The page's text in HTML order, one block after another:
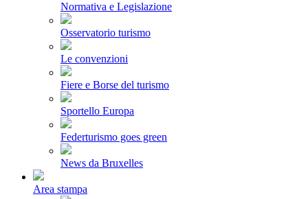
Normativa e Legislazione
Osservatorio turismo
Le convenzioni
Fiere e Borse del turismo
Sportello Europa
Federturismo goes green
News da Bruxelles
Area stampa